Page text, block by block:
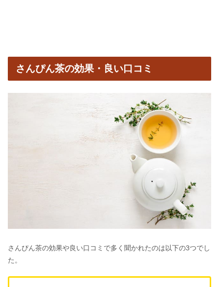
さんぴん茶の効果・良い口コミ
さんぴん茶の効果や良い口コミで多く聞かれたのは以下の3つでし
た。